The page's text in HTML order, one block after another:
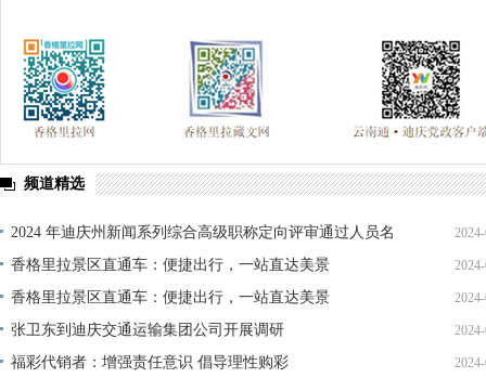
频道精选
2024 年迪庆州新闻系列综合高级职称定向评审通过人员名
单公示
香格里拉景区直通车：便捷出行，一站直达美景
香格里拉景区直通车：便捷出行，一站直达美景
张卫东到迪庆交通运输集团公司开展调研
福彩代销者：增强责任意识 倡导理性购彩